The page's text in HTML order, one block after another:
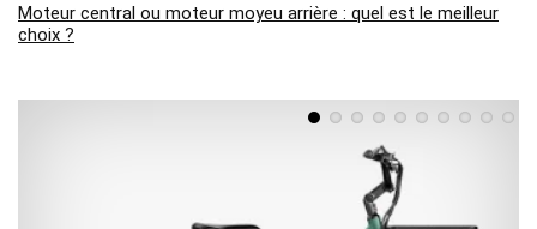
Moteur central ou moteur moyeu arrière : quel est le meilleur
choix ?